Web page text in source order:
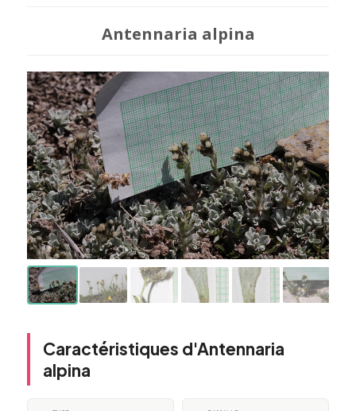
Antennaria alpina
Caractéristiques d'Antennaria
alpina